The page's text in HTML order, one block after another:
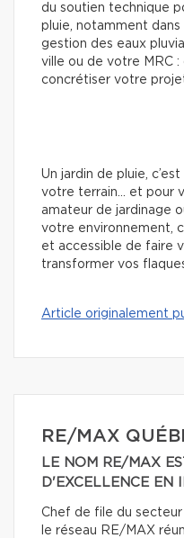
du soutien technique
pluie, notamment
gestion des eaux
ville ou de votre MRC :
concrétiser votre
Un jardin de pluie,
votre terrain… et pour
amateur de jardinage
votre environnement,
et accessible de faire
transformer vos
Article originalement
RE/MAX
LE NOM RE/MAX
D'EXCELLENCE EN
Chef de file du secteur
le réseau RE/MAX